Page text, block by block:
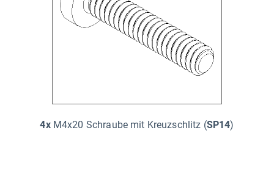
4xM4x20 Schraube mit Kreuzschlitz (SP14)